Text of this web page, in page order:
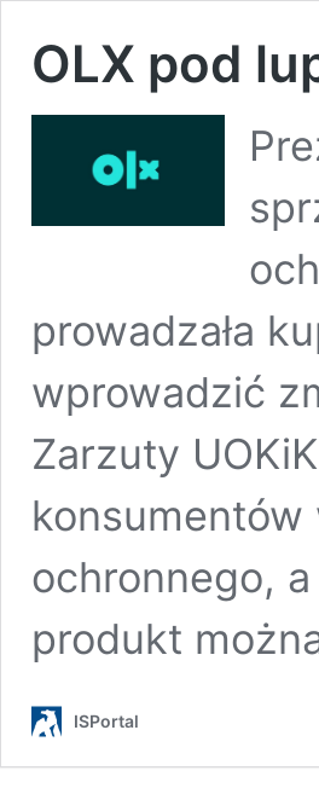
OLX pod
prowadzała
wprowadzić
Zarzuty
konsumentów
ochronnego,
produkt
ISPortal